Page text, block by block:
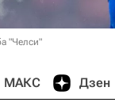
"Челси"
МАКС Дзен